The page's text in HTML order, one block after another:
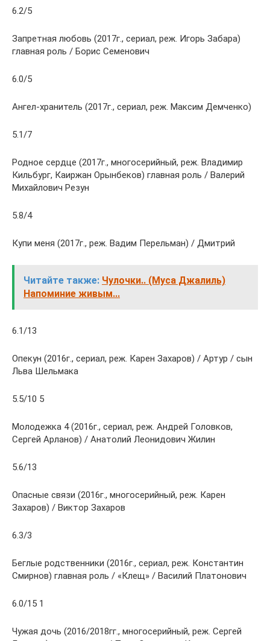
6.2/5
Запретная любовь (2017г., сериал, реж. Игорь Забара)
главная роль / Борис Семенович
6.0/5
Ангел-хранитель (2017г., сериал, реж. Максим Демченко)
5.1/7
Родное сердце (2017г., многосерийный, реж. Владимир
Кильбург, Каиржан Орынбеков) главная роль / Валерий
Михайлович Резун
5.8/4
Купи меня (2017г., реж. Вадим Перельман) / Дмитрий
Читайте также: Чулочки.. (Муса Джалиль)
Напоминие живым...
6.1/13
Опекун (2016г., сериал, реж. Карен Захаров) / Артур / сын
Льва Шельмака
5.5/10 5
Молодежка 4 (2016г., сериал, реж. Андрей Головков,
Сергей Арланов) / Анатолий Леонидович Жилин
5.6/13
Опасные связи (2016г., многосерийный, реж. Карен
Захаров) / Виктор Захаров
6.3/3
Беглые родственники (2016г., сериал, реж. Константин
Смирнов) главная роль / «Клещ» / Василий Платонович
6.0/15 1
Чужая дочь (2016/2018гг., многосерийный, реж. Сергей